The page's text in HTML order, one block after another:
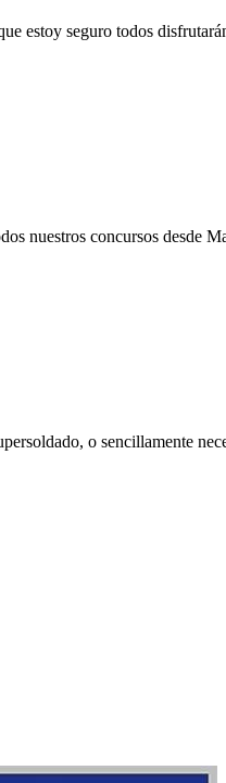
estoy seguro todos
nuestros concursos desde
o sencillamente